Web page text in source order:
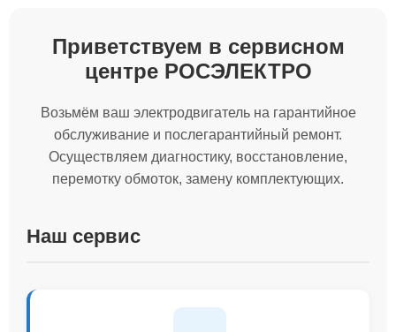
Приветствуем в сервисном
центре РОСЭЛЕКТРО
Возьмём ваш электродвигатель на гарантийное
обслуживание и послегарантийный ремонт.
Осуществляем диагностику, восстановление,
перемотку обмоток, замену комплектующих.
Наш сервис